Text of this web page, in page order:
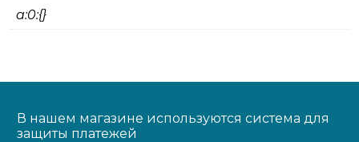
a:0:{}
В нашем магазине используются система для
защиты платежей